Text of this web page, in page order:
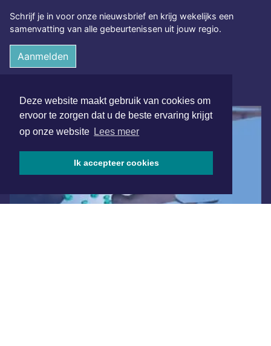
Deze website maakt gebruik van cookies om
ervoor te zorgen dat u de beste ervaring krijgt
op onze website Lees meer
Ik accepteer cookies
Schrijf je in voor onze nieuwsbrief en krijg wekelijks een
samenvatting van alle gebeurtenissen uit jouw regio.
Aanmelden